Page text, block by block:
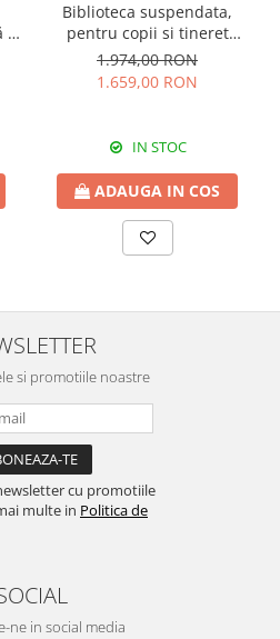
și
Biblioteca suspendata,
pentru copii si tineret
Colectia Romantic,
117x37x119 cm
1.974,00 RON
1.659,00 RON
IN STOC
ADAUGA IN COS
si promotiile noastre
cu promotiile
multe in Politica de
ne in social media